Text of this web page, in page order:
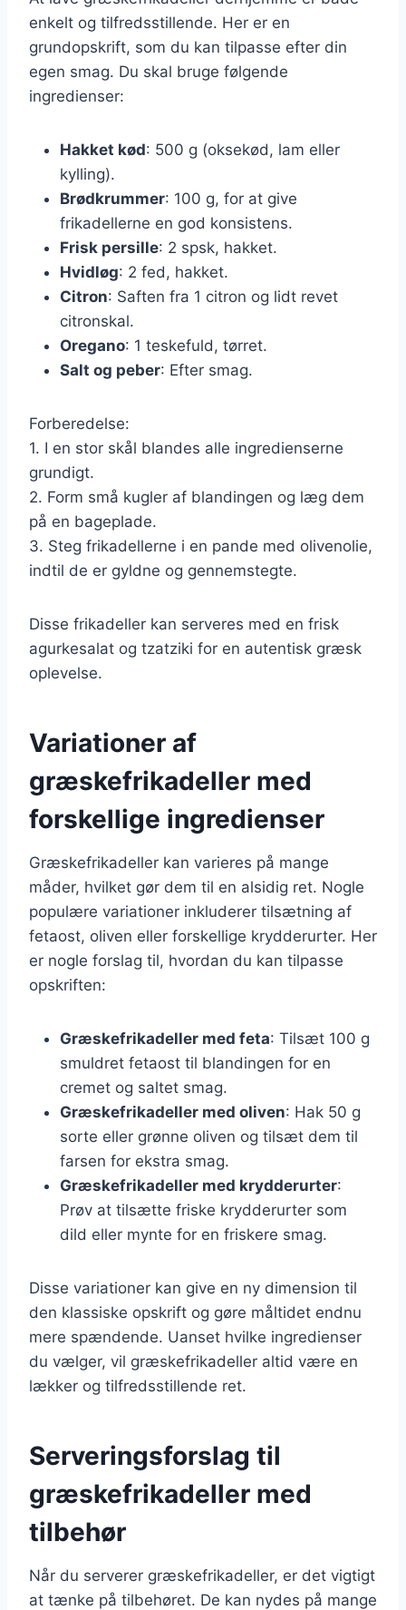
enkelt og tilfredsstillende. Her er en
grundopskrift, som du kan tilpasse efter din
egen smag. Du skal bruge følgende
ingredienser:
Hakket kød: 500 g (oksekød, lam eller
kylling).
Brødkrummer: 100 g, for at give
frikadellerne en god konsistens.
Frisk persille: 2 spsk, hakket.
Hvidløg: 2 fed, hakket.
Citron: Saften fra 1 citron og lidt revet
citronskal.
Oregano: 1 teskefuld, tørret.
Salt og peber: Efter smag.
Forberedelse:
1. I en stor skål blandes alle ingredienserne
grundigt.
2. Form små kugler af blandingen og læg dem
på en bageplade.
3. Steg frikadellerne i en pande med olivenolie,
indtil de er gyldne og gennemstegte.
Disse frikadeller kan serveres med en frisk
agurkesalat og tzatziki for en autentisk græsk
oplevelse.
Variationer af
græskefrikadeller med
forskellige ingredienser
Græskefrikadeller kan varieres på mange
måder, hvilket gør dem til en alsidig ret. Nogle
populære variationer inkluderer tilsætning af
fetaost, oliven eller forskellige krydderurter. Her
er nogle forslag til, hvordan du kan tilpasse
opskriften:
Græskefrikadeller med feta: Tilsæt 100 g
smuldret fetaost til blandingen for en
cremet og saltet smag.
Græskefrikadeller med oliven: Hak 50 g
sorte eller grønne oliven og tilsæt dem til
farsen for ekstra smag.
Græskefrikadeller med krydderurter:
Prøv at tilsætte friske krydderurter som
dild eller mynte for en friskere smag.
Disse variationer kan give en ny dimension til
den klassiske opskrift og gøre måltidet endnu
mere spændende. Uanset hvilke ingredienser
du vælger, vil græskefrikadeller altid være en
lækker og tilfredsstillende ret.
Serveringsforslag til
græskefrikadeller med
tilbehør
Når du serverer græskefrikadeller, er det vigtigt
at tænke på tilbehøret. De kan nydes på mange